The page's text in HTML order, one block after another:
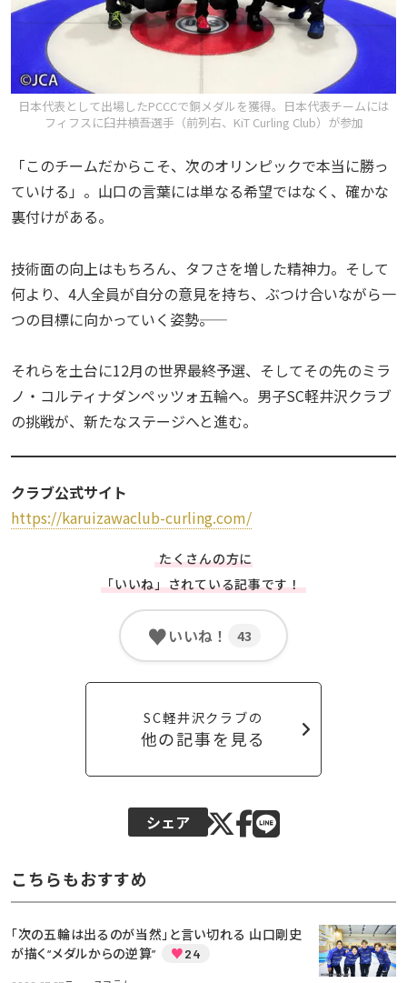
日本代表として出場したPCCCで銅メダルを獲得。日本代表チームには
フィフスに臼井槙吾選手（前列右、KiT Curling Club）が参加
「このチームだからこそ、次のオリンピックで本当に勝っ
ていける」。山口の言葉には単なる希望ではなく、確かな
裏付けがある。
技術面の向上はもちろん、タフさを増した精神力。そして
何より、4人全員が自分の意見を持ち、ぶつけ合いながら一
つの目標に向かっていく姿勢――。
それらを土台に12月の世界最終予選、そしてその先のミラ
ノ・コルティナダンペッツォ五輪へ。男子SC軽井沢クラブ
の挑戦が、新たなステージへと進む。
クラブ公式サイト
https://karuizawaclub-curling.com/
たくさんの方に
「いいね」されている記事です！
♥いいね！ 43
SC軽井沢クラブの
他の記事を見る
シェア
こちらもおすすめ
「次の五輪は出るのが当然」と言い切れる 山口剛史
が描く“メダルからの逆算”
♥24